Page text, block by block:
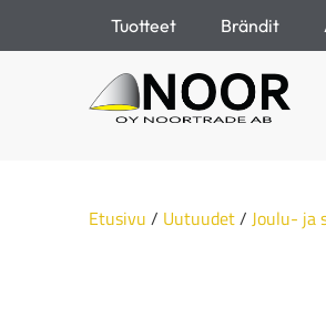
Tuotteet Brändit
Etusivu / Uutuudet/ Joulu- ja